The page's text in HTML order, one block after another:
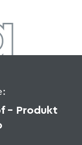
– Produkt